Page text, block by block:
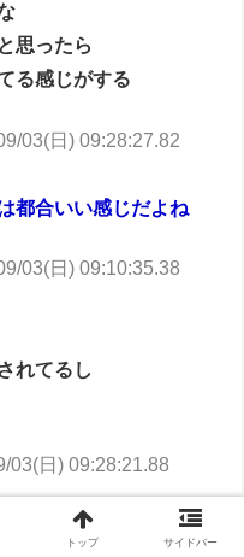
思ったら
る感じがする
03(日) 09:28:27.82
都合いい感じだよね
03(日) 09:10:35.38
れてるし
03(日) 09:28:21.88
トップ サイドバー